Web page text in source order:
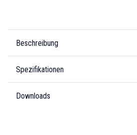
Beschreibung
Spezifikationen
Downloads